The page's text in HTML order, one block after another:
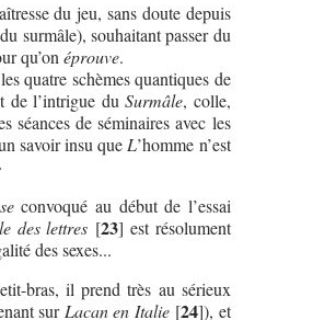
du jeu, sans doute depuis
surmâle), souhaitant passer du
qu’on éprouve.
quatre schèmes quantiques de
de l’intrigue duSurmâle, colle,
séances de séminaires avec les
savoir insu que L’homme n’est
convoqué au début de l’essai
des lettres [23] est résolument
des sexes...
bras, il prend très au sérieux
sur Lacan en Italie[24]), et